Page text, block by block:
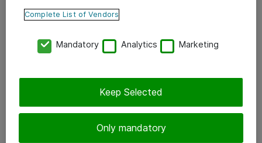
TIEDOLLA JOHTAMINEN
Complete List of Vendors
Mandatory Analytics Marketing
Only mandatory
Keep Selected